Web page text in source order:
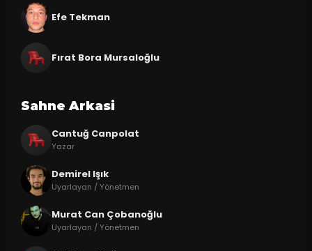
Efe Tekman
Fırat Bora Mursaloğlu
Sahne Arkasi
Cantuğ Canpolat
Yazar
Demirel Işık
Uyarlayan / Yönetmen
Murat Can Çobanoğlu
Uyarlayan / Yönetmen